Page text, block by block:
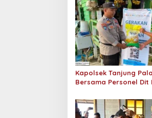
Kapolsek Tanjung
Bersama Personel Dit
SPHP Kepada